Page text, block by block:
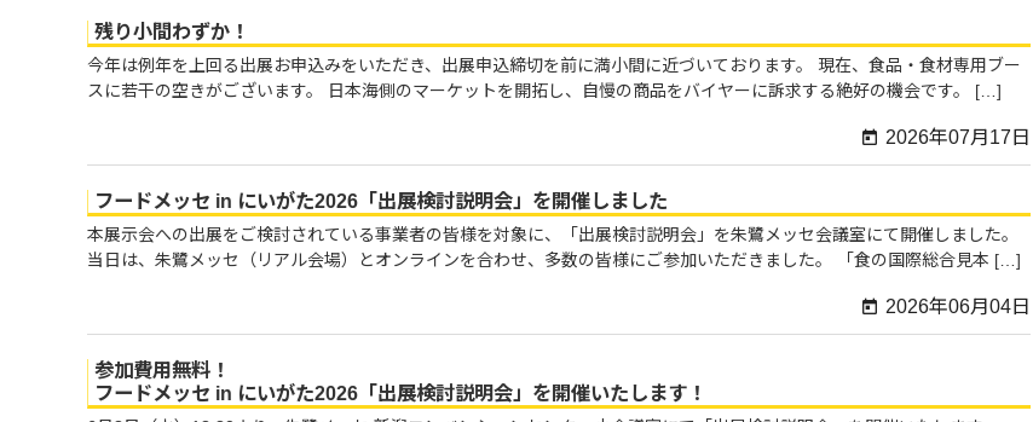
残り小間わずか！
今年は例年を上回る出展お申込みをいただき、出展申込締切を前に満小間に近づいております。 現在、食品・食材専用ブー
スに若干の空きがございます。 日本海側のマーケットを開拓し、自慢の商品をバイヤーに訴求する絶好の機会です。 […]
2026年07月17日
フードメッセ in にいがた2026「出展検討説明会」を開催しました
本展示会への出展をご検討されている事業者の皆様を対象に、「出展検討説明会」を朱鷺メッセ会議室にて開催しました。
当日は、朱鷺メッセ（リアル会場）とオンラインを合わせ、多数の皆様にご参加いただきました。 「食の国際総合見本 […]
2026年06月04日
参加費用無料！
フードメッセ in にいがた2026「出展検討説明会」を開催いたします！